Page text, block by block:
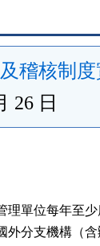
稽核制
26 日
理單位每年至
外分支機構（